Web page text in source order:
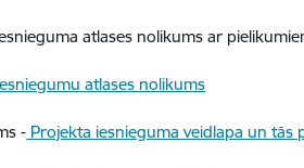
atlases nolikums ar
atlases nolikums
- Projekta iesnieguma veidlapa un tās